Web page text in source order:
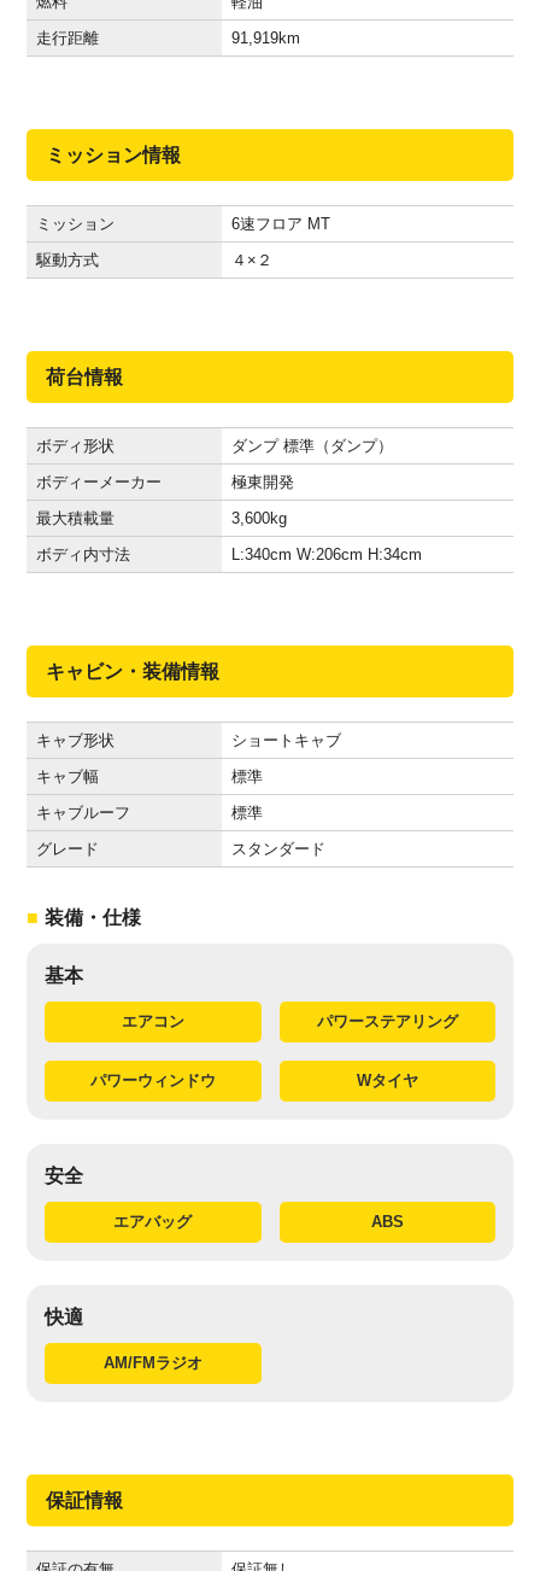
走行距離
91,919km
ミッション情報
ミッション
6速フロア MT
駆動方式
４×２
荷台情報
ボディ形状
ダンプ 標準（ダンプ）
ボディーメーカー
極東開発
最大積載量
3,600kg
ボディ内寸法
L:340cm W:206cm H:34cm
キャビン・装備情報
キャブ形状
ショートキャブ
キャブ幅
標準
キャブルーフ
標準
グレード
スタンダード
装備・仕様
基本
エアコン パワーステアリング
パワーウィンドウ Wタイヤ
安全
エアバッグ ABS
快適
AM/FMラジオ
保証情報